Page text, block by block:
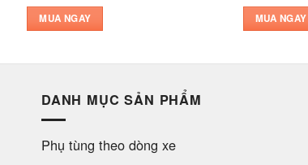
MUA NGAY MUA NGAY
DANH MỤC SẢN PHẨM
Phụ tùng theo dòng xe